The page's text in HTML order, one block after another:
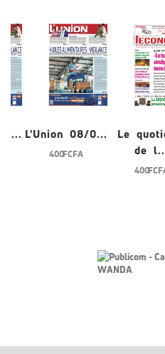
0... L'Union 08/0...
400 FCFA
Le
de
400